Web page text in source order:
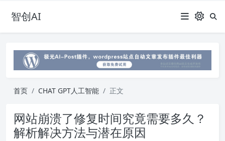
智创AI
首页 CHAT GPT人工智能 正文
网站崩溃了修复时间究竟需要多久？
解析解决方法与潜在原因